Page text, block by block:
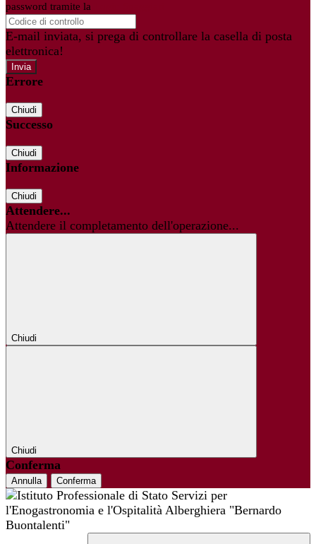
password tramite la
E-mail inviata, si prega di controllare la casella di posta
elettronica!
Errore
Chiudi
Successo
Chiudi
Informazione
Chiudi
Attendere...
Attendere il completamento dell'operazione...
Chiudi
Chiudi
Conferma
Annulla Conferma